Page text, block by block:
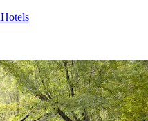
Hotels